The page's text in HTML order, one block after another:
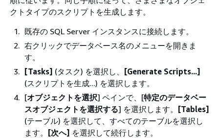
クトタイプのスクリプトを生成します。
既存の SQL Server インスタンスに接続します。
右クリックでデータベース名のメニューを開きま
す。
[Tasks] (タスク) を選択し、 [Generate Scripts...]
(スクリプトを生成...) を選択します。
[オブジェクトを選択] ペインで、[特定のデータベー
スオブジェクトを選択する] を選択します。 [Tables]
(テーブル) を選択して、すべてのテーブルを選択し
ます。 [次へ] を選択して続行します。